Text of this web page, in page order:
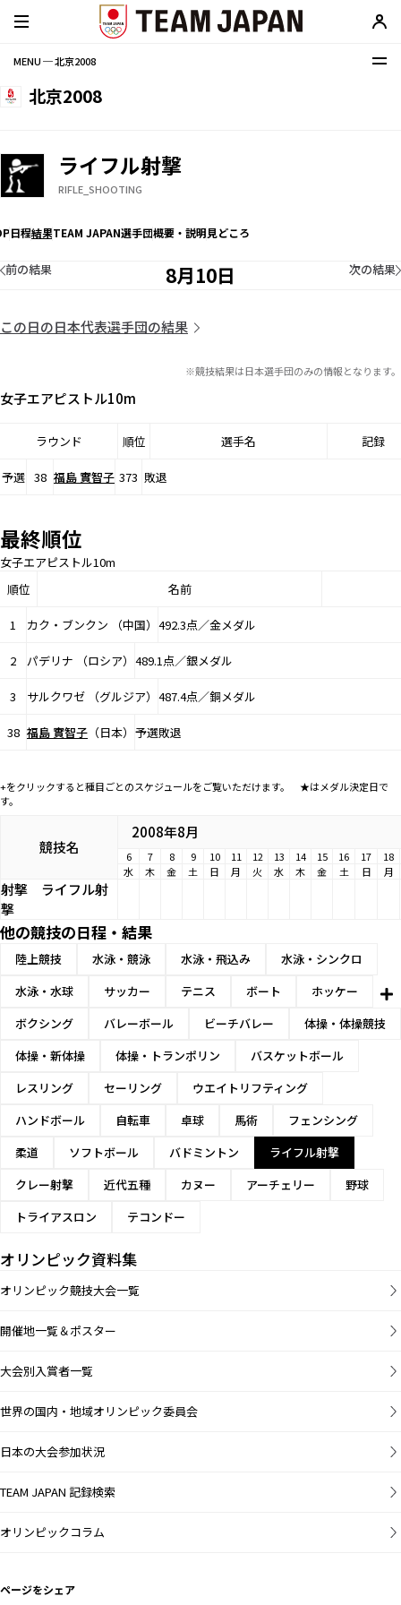
MENU ─ 北京2008
北京2008
ライフル射撃
RIFLE_SHOOTING
日程結果TEAM JAPAN選手団概要・説明見どころ
8月10日
前の結果 次の結果
この日の日本代表選手団の結果
※競技結果は日本選手団のみの情報となります。
女子エアピストル10m
ラウンド 順位 選手名 記録
予選 38 福島 實智子 373 敗退
最終順位
女子エアピストル10m
順位
名前
1 カク・ブンクン （中国） 492.3点／金メダル
2 パデリナ （ロシア） 489.1点／銀メダル
3 サルクワゼ （グルジア） 487.4点／銅メダル
38 福島 實智子 （日本） 予選敗退
+をクリックすると種目ごとのスケジュールをご覧いただけます。 ★はメダル決定日で
す。
競技名
2008年8月
6 7 8 9 10 11 12 13 14 15 16 17
18
水
木 金 土 日 月 火 水 木 金 土 日 月
射撃 ライフル射
撃
他の競技の日程・結果
陸上競技 水泳・競泳 水泳・飛込み
水泳・シンクロ
水泳・水球
サッカー テニス ボート
ホッケー
ボクシング
バレーボール ビーチバレー
体操・体操競技
体操・新体操
体操・トランポリン
バスケットボール
レスリング
セーリング
ウエイトリフティング
ハンドボール
自転車 卓球 馬術
フェンシング
柔道
ソフトボール バドミントン
ライフル射撃
クレー射撃
近代五種 カヌー アーチェリー
野球
トライアスロン
テコンドー
オリンピック資料集
オリンピック競技大会一覧
開催地一覧＆ポスター
大会別入賞者一覧
世界の国内・地域オリンピック委員会
日本の大会参加状況
TEAM JAPAN 記録検索
オリンピックコラム
ページをシェア